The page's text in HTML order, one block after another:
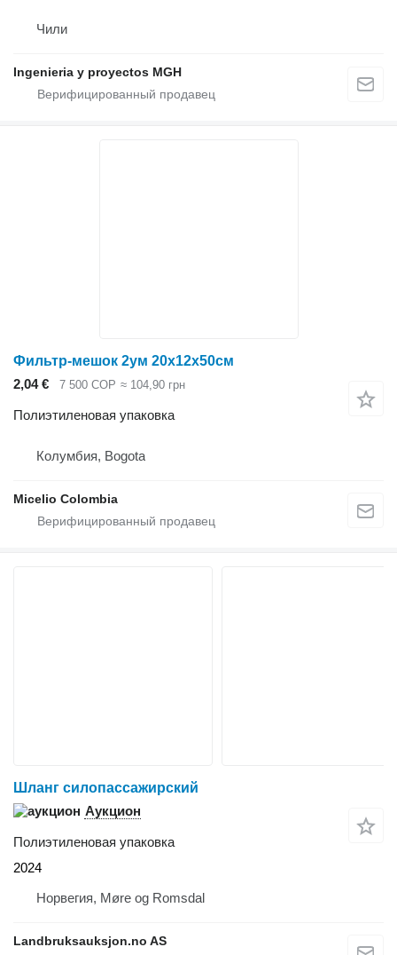
Чили
Ingenieria y proyectos MGH
Фильтр-мешок 2ум 20х12х50см
2,04 €
7 500 COP ≈ 104,90 грн
Полиэтиленовая упаковка
Колумбия, Bogota
Micelio Colombia
Шланг силопассажирский
Аукцион
Полиэтиленовая упаковка
2024
Норвегия, Møre og Romsdal
Landbruksauksjon.no AS